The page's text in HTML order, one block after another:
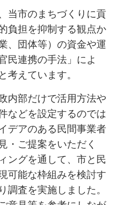
当市のまちづくりに貢
負担を抑制する観点か
、団体等）の資金や運
民連携の手法」によ
考えています。
内部だけで活用方法や
などを設定するのでは
デアのある民間事業者
・ご提案をいただく
ングを通して、市と民
可能な枠組みを検討す
調査を実施しました。